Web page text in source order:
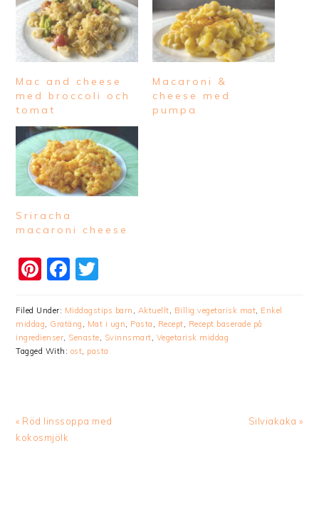
Mac and cheese
med broccoli och
tomat
Macaroni &
cheese med
pumpa
Sriracha
macaroni cheese
Pinterest
Facebook
Filed Under: Middagstips barn , Aktuellt, Billig vegetarisk mat, Enkel
middag, Gratäng , Mat i ugn, Pasta , Recept, Recept baserade på
ingredienser, Senaste, Svinnsmart, Vegetarisk middag
Tagged With: ost, pasta
Previous
Post:
« Röd linssoppa med
kokosmjölk
Next
Silviakaka »